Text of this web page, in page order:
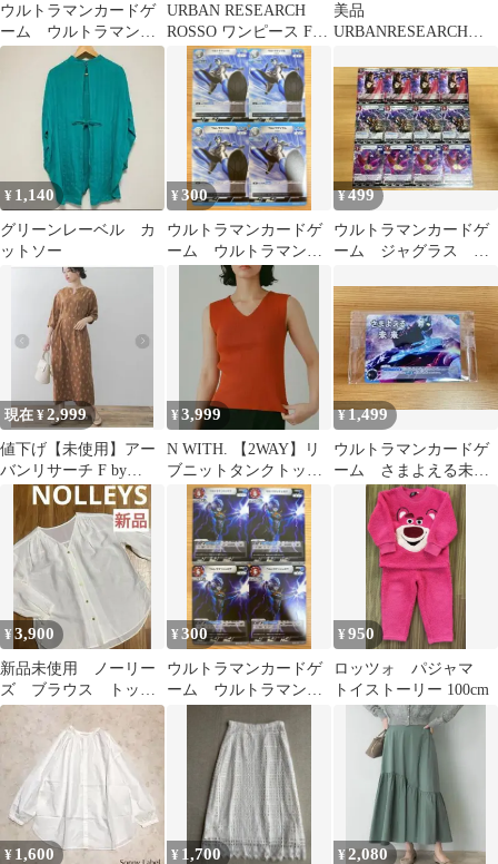
ウルトラマンカードゲ
ーム ウルトラマンネ
クサス R BP07-006 4
枚 美品
URBAN RESEARCH
ROSSO ワンピース F
花柄 ブルー 春夏
美品
URBANRESEARCH
柄 シャンタン
¥ 1,140
グリーンレーベル カ
ットソー
¥300
ウルトラマンカードゲ
ーム ウルトラマンブ
ル R BP08-030 4枚
¥499
ウルトラマンカードゲ
ーム ジャグラス ジ
ン R RR 各4枚
現在 ¥2,999
値下げ【未使用】アー
バンリサーチ F by
ROSSO すずらん柄ワン
ピース F
¥3,999
N WITH. 【2WAY】リ
ブニットタンクトップ
オレンジ F
¥1,499
ウルトラマンカードゲ
ーム さまよえる未
来 PR-055 プロモ 未
開封 美品
¥3,900
新品未使用 ノーリー
ズ ブラウス トップ
ス ホワイト 36
¥300
ウルトラマンカードゲ
ーム ウルトラマント
¥950
ロッツォ パジャマ
トイストーリー 100cm
¥ 1,600 ¥ 1,700 ¥2,080